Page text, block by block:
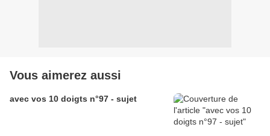
Vous aimerez aussi
avec vos 10 doigts n°97 - sujet